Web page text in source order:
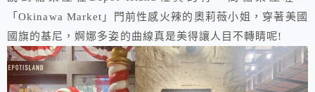
「Okinawa Market」門前性感火辣的奧莉薇小姐，穿著美國
國旗的基尼，婀娜多姿的曲線真是美得讓人目不轉睛呢!